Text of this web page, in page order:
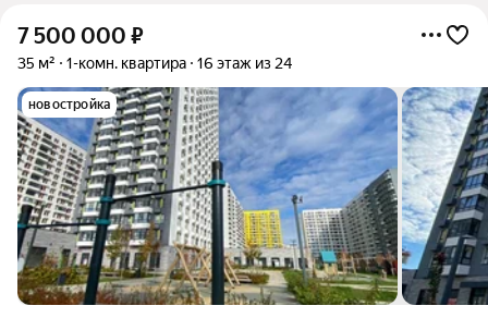
7 500 000 ₽
35 м² 1-комн. квартира 16 этаж из 24
новостройка